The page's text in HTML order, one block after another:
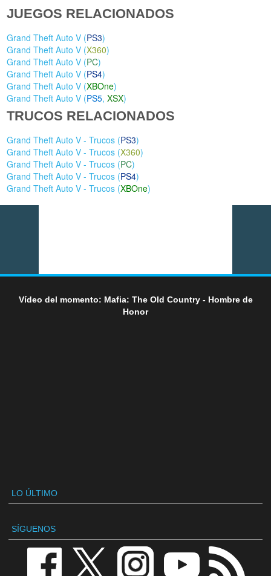
JUEGOS RELACIONADOS
Grand Theft Auto V (PS3)
Grand Theft Auto V (X360)
Grand Theft Auto V (PC)
Grand Theft Auto V (PS4)
Grand Theft Auto V (XBOne)
Grand Theft Auto V (PS5,XSX)
TRUCOS RELACIONADOS
Grand Theft Auto V - Trucos (PS3)
Grand Theft Auto V - Trucos (X360)
Grand Theft Auto V - Trucos (PC)
Grand Theft Auto V - Trucos (PS4)
Grand Theft Auto V - Trucos (XBOne)
Vídeo del momento: Mafia: The Old Country - Hombre de
Honor
LO ÚLTIMO
SÍGUENOS